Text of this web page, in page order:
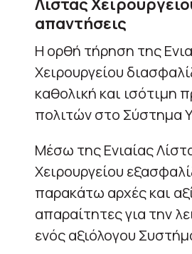
απαντήσεις
Η ορθή τήρηση της
Χειρουργείου
καθολική και ισότιμη
πολιτών στο Σύστημα
Μέσω της Ενιαίας
Χειρουργείου
παρακάτω αρχές και
απαραίτητες για την
ενός αξιόλογου